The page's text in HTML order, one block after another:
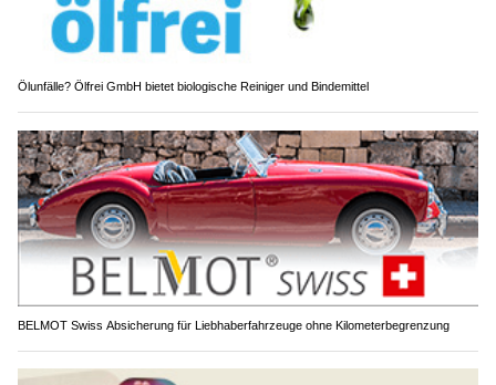
Ölunfälle? Ölfrei GmbH bietet biologische Reiniger und Bindemittel
BELMOT Swiss Absicherung für Liebhaberfahrzeuge ohne Kilometerbegrenzung